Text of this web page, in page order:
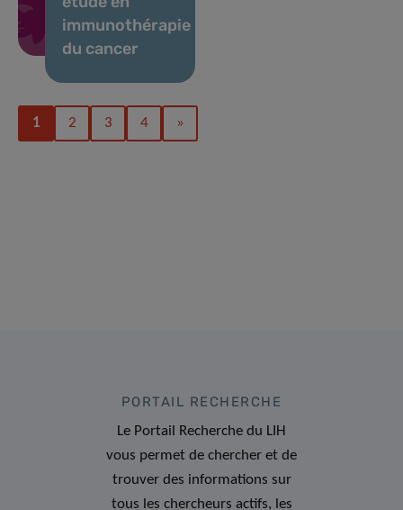
immunothérapie
du cancer
1 2 3 4 »
PORTAIL RECHERCHE
Le Portail Recherche du LIH
vous permet de chercher et de
trouver des informations sur
tous les chercheurs actifs, les